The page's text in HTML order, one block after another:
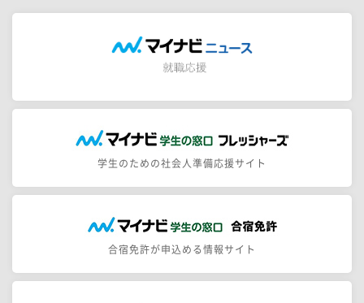
学生のための社会人準備応援サイト
合宿免許が申込める情報サイト